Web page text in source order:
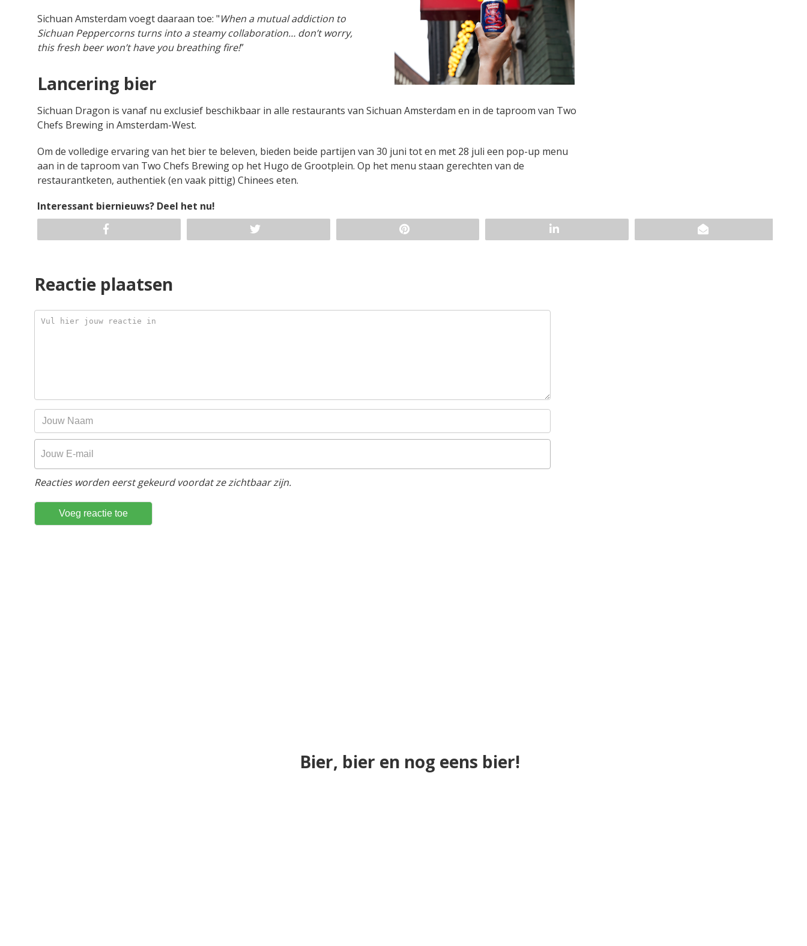
Sichuan Amsterdam voegt daaraan toe: "When a mutual addiction to
Sichuan Peppercorns turns into a steamy collaboration… don’t worry,
this fresh beer won’t have you breathing fire!”
Lancering bier
Sichuan Dragon is vanaf nu exclusief beschikbaar in alle restaurants van Sichuan Amsterdam en in de taproom van Two
Chefs Brewing in Amsterdam-West.
Om de volledige ervaring van het bier te beleven, bieden beide partijen van 30 juni tot en met 28 juli een pop-up menu
aan in de taproom van Two Chefs Brewing op het Hugo de Grootplein. Op het menu staan gerechten van de
restaurantketen, authentiek (en vaak pittig) Chinees eten.
Interessant biernieuws? Deel het nu!
Reactie plaatsen
Reacties worden eerst gekeurd voordat ze zichtbaar zijn.
Bier, bier en nog eens bier!